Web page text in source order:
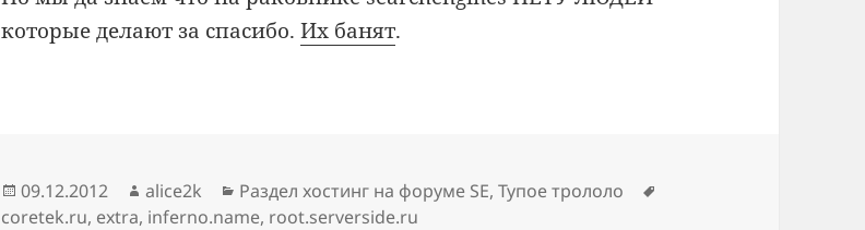
которые делают за спасибо.Их банят.
Опубликовано
09.12.2012 Автор
alice2k Рубрики
Раздел хостинг на форуме SE,Тупое трололо
coretek.ru, extra, inferno.name, root.serverside.ru